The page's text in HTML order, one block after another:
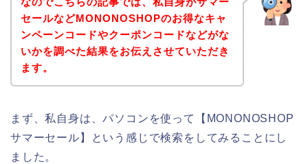
セールなどMONONOSHOPのお得なキャ
ンペーンコードやクーポンコードなどがな
いかを調べた結果をお伝えさせていただき
ます。
まず、私自身は、パソコンを使って【MONONOSHOP
サマーセール】という感じで検索をしてみることにし
ました。